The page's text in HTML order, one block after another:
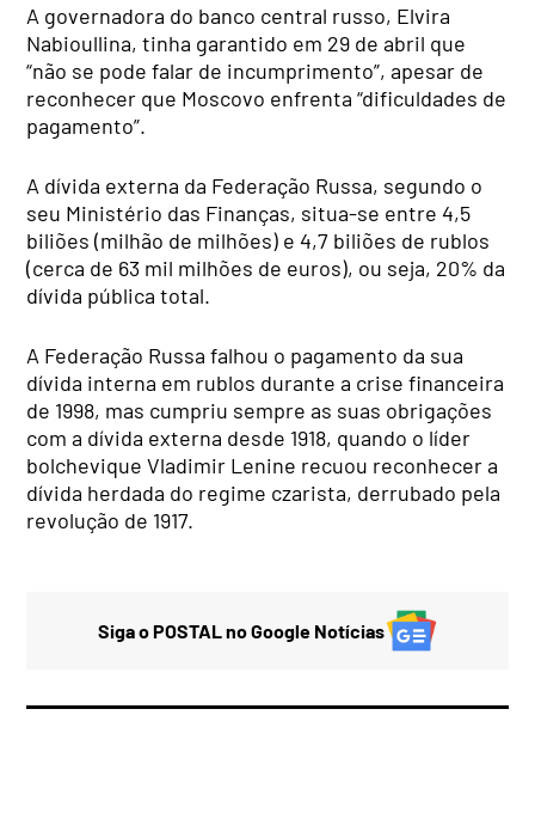
A governadora do banco central russo, Elvira
Nabioullina, tinha garantido em 29 de abril que
“não se pode falar de incumprimento”, apesar de
reconhecer que Moscovo enfrenta “dificuldades de
pagamento”.
A dívida externa da Federação Russa, segundo o
seu Ministério das Finanças, situa-se entre 4,5
biliões (milhão de milhões) e 4,7 biliões de rublos
(cerca de 63 mil milhões de euros), ou seja, 20% da
dívida pública total.
A Federação Russa falhou o pagamento da sua
dívida interna em rublos durante a crise financeira
de 1998, mas cumpriu sempre as suas obrigações
com a dívida externa desde 1918, quando o líder
bolchevique Vladimir Lenine recuou reconhecer a
dívida herdada do regime czarista, derrubado pela
revolução de 1917.
Siga o POSTAL no Google Notícias